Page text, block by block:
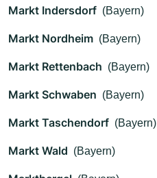
Markt Indersdorf (Bayern)
Markt Nordheim (Bayern)
Markt Rettenbach (Bayern)
Markt Schwaben (Bayern)
Markt Taschendorf (Bayern)
Markt Wald (Bayern)